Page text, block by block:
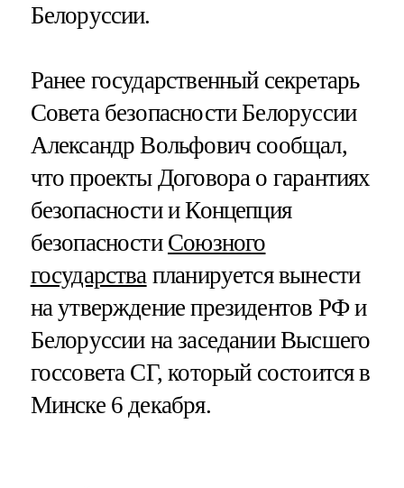
Белоруссии.
Ранее государственный секретарь
Совета безопасности Белоруссии
Александр Вольфович сообщал,
что проекты Договора о гарантиях
безопасности и Концепция
безопасности Союзного
государства планируется вынести
на утверждение президентов РФ и
Белоруссии на заседании Высшего
госсовета СГ, который состоится в
Минске 6 декабря.